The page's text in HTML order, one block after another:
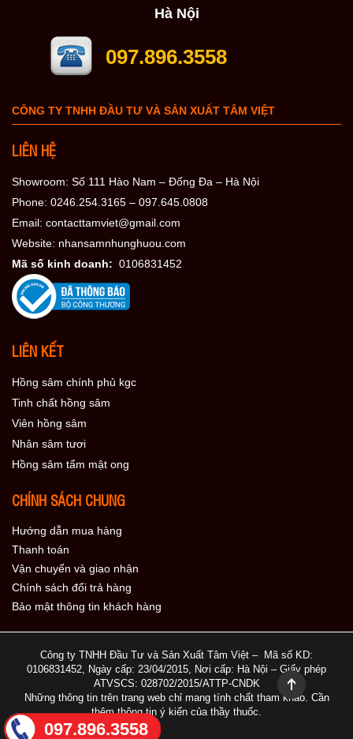
Hà Nội
097.896.3558
CÔNG TY TNHH ĐẦU TƯ VÀ SẢN XUẤT TÂM VIỆT
LIÊN HỆ
Showroom: Số 111 Hào Nam – Đống Đa – Hà Nội
Phone: 0246.254.3165 – 097.645.0808
Email: contacttamviet@gmail.com
Website: nhansamnhunghuou.com
Mã số kinh doanh: 0106831452
LIÊN KẾT
Hồng sâm chính phủ kgc
Tinh chất hồng sâm
Viên hồng sâm
Nhân sâm tươi
Hồng sâm tẩm mật ong
CHÍNH SÁCH CHUNG
Hướng dẫn mua hàng
Thanh toán
Vận chuyển và giao nhận
Chính sách đổi trả hàng
Bảo mật thông tin khách hàng
Công ty TNHH Đầu Tư và Sản Xuất Tâm Việt – Mã số KD:
0106831452, Ngày cấp: 23/04/2015, Nơi cấp: Hà Nội – Giấy phép
ATVSCS: 028702/2015/ATTP-CNDK
Những thông tin trên trang web chỉ mang tính chất tham khảo. Cần
thêm thông tin ý kiến của thầy thuốc.
097.896.3558